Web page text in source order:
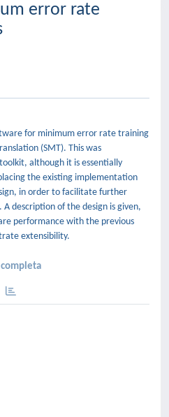
error rate
for minimum error rate training
(SMT). This was
although it is essentially
the existing implementation
in order to facilitate further
description of the design is given,
performance with the previous
extensibility.
completa